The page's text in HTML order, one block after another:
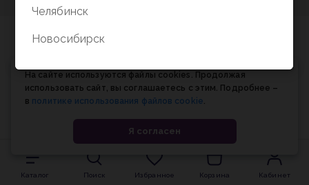
Каталог Поиск Избранное Корзина Кабинет
На сайте используются файлы cookies. Продолжая
использовать сайт, вы соглашаетесь с этим. Подробнее –
в политике использования файлов cookie.
Я согласен
Челябинск
Новосибирск